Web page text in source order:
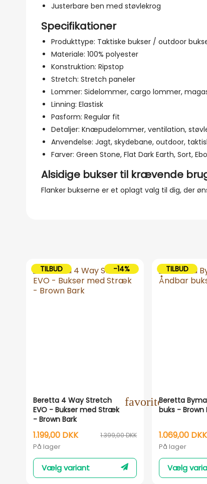
Justerbare ben med støvlekrog
Specifikationer
Produkttype: Taktiske bukser / outdoor
Materiale: 100% polyester
Konstruktion: Ripstop
Stretch: Stretch paneler
Lommer: Sidelommer, cargo lommer,
Linning: Elastisk
Pasform: Regular fit
Detaljer: Knæpudelommer, ventilation,
Anvendelse: Jagt, skydebane, outdoor,
Farver: Green Stone, Flat Dark Earth, Sort,
Alsidige bukser til krævende
Flanker bukserne er et oplagt valg til dig, der
Beretta 4 Way Stretch
EVO - Bukser med Stræk
- Brown Bark
1.399,00 DKK
1.199,00 DKK
På lager
Vælg variant
favorite_outline
TILBUD -14%
Beretta
buks - Brown
1.069,00 DKK
På lager
Vælg
TILBUD